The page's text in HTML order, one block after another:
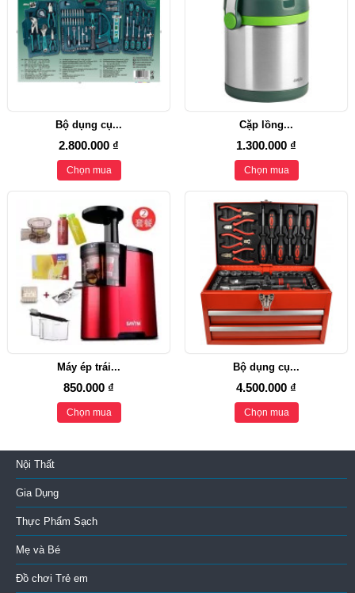
Bộ dụng cụ...
2.800.000 ₫
Chọn mua
Cặp lồng...
1.300.000 ₫
Chọn mua
Máy ép trái...
850.000 ₫
Chọn mua
Bộ dụng cụ...
4.500.000 ₫
Chọn mua
Nội Thất
Gia Dụng
Thực Phẩm Sạch
Mẹ và Bé
Đồ chơi Trẻ em